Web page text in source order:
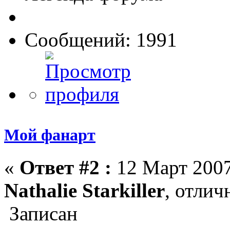
Сообщений: 1991
Мой фанарт
« Ответ #2 : 12 Март
Nathalie Starkiller,
Записан